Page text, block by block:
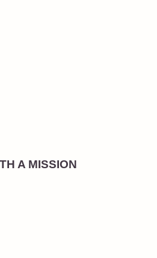
A MISSION